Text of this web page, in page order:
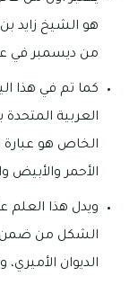
هو الشيخ زايد
من ديسمبر في
كما تم في هذا
العربية
الخاص هو
الأحمر والأبيض
ويدل هذا العلم
الشكل من ضمن
الديوان